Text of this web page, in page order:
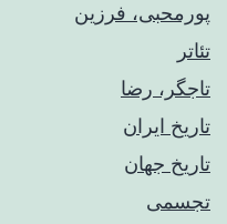
پورمحبی، فرزین
تئاتر
تاجگر، رضا
تاریخ ایران
تاریخ جهان
تجسمی